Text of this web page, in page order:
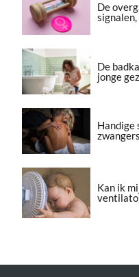
De
De
jonge
Handige
Kan ik